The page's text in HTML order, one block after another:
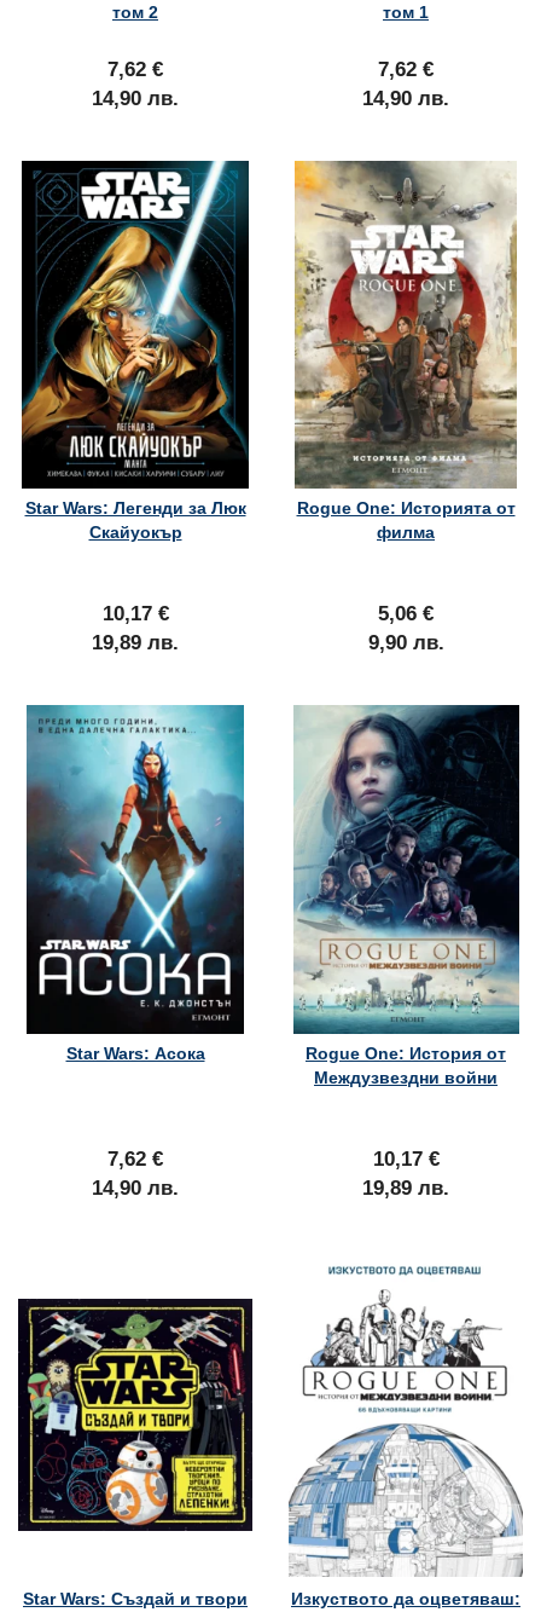
том 2
7,62 €
14,90 лв.
том 1
7,62 €
14,90 лв.
Star Wars: Легенди за Люк
Скайуокър
10,17 €
19,89 лв.
Rogue One: Историята от
филма
5,06 €
9,90 лв.
Star Wars: Асока
7,62 €
14,90 лв.
Rogue One: История от
Междузвездни войни
10,17 €
19,89 лв.
Star Wars: Създай и твори Изкуството да оцветяваш: